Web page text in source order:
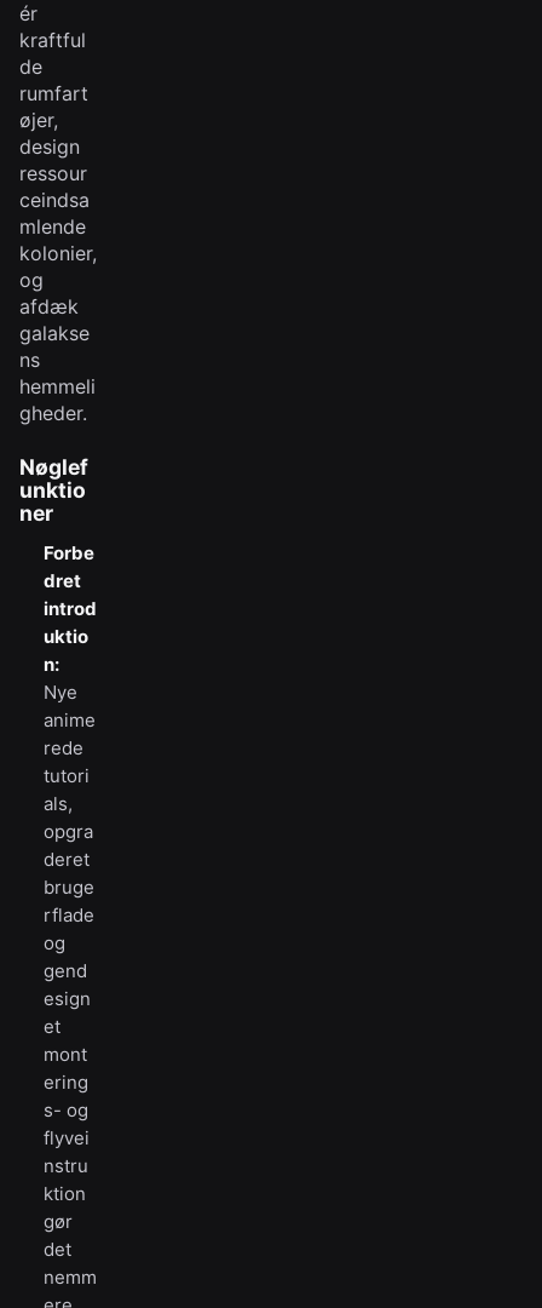
ér
kraftful
de
rumfart
øjer,
design
ressour
ceindsa
mlende
kolonier,
og
afdæk
galakse
ns
hemmeli
gheder.
Nøglef
unktio
ner
Forbe
dret
introd
uktio
n:
Nye
anime
rede
tutori
als,
opgra
deret
bruge
rflade
og
gend
esign
et
mont
ering
s- og
flyvei
nstru
ktion
gør
det
nemm